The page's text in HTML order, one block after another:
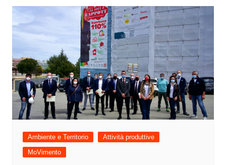
Ambiente e Territorio
Attività produttive
MoVimento